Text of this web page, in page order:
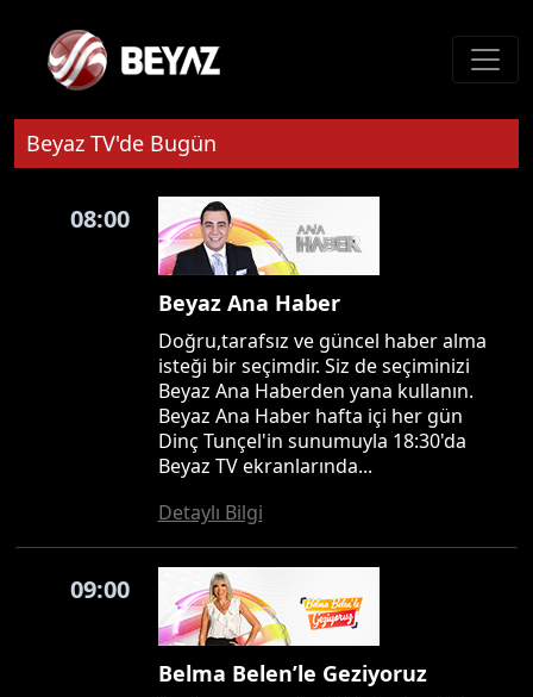
Beyaz TV'de Bugün
08:00
Beyaz Ana Haber
Doğru,tarafsız ve güncel haber alma
isteği bir seçimdir. Siz de seçiminizi
Beyaz Ana Haberden yana kullanın.
Beyaz Ana Haber hafta içi her gün
Dinç Tunçel'in sunumuyla 18:30'da
Beyaz TV ekranlarında...
Detaylı Bilgi
09:00
Belma Belen’le Geziyoruz